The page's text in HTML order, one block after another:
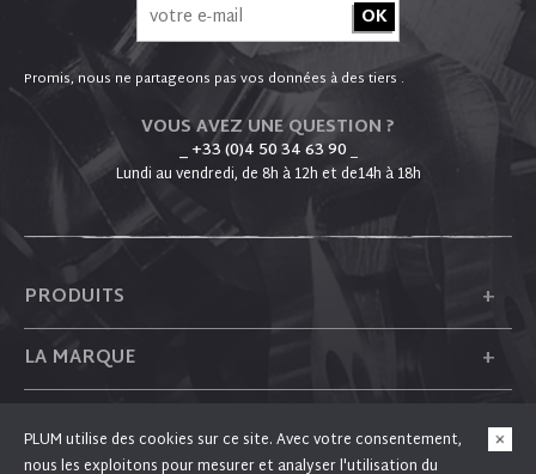
Promis, nous ne partageons pas vos données à des tiers .
VOUS AVEZ UNE QUESTION ?
_ +33 (0)4 50 34 63 90_
Lundi au vendredi, de 8h à 12h et de14h à 18h
PRODUITS +
LA MARQUE +
+
PLUM utilise des cookies sur ce site. Avec votre consentement,
nous les exploitons pour mesurer et analyser l'utilisation du